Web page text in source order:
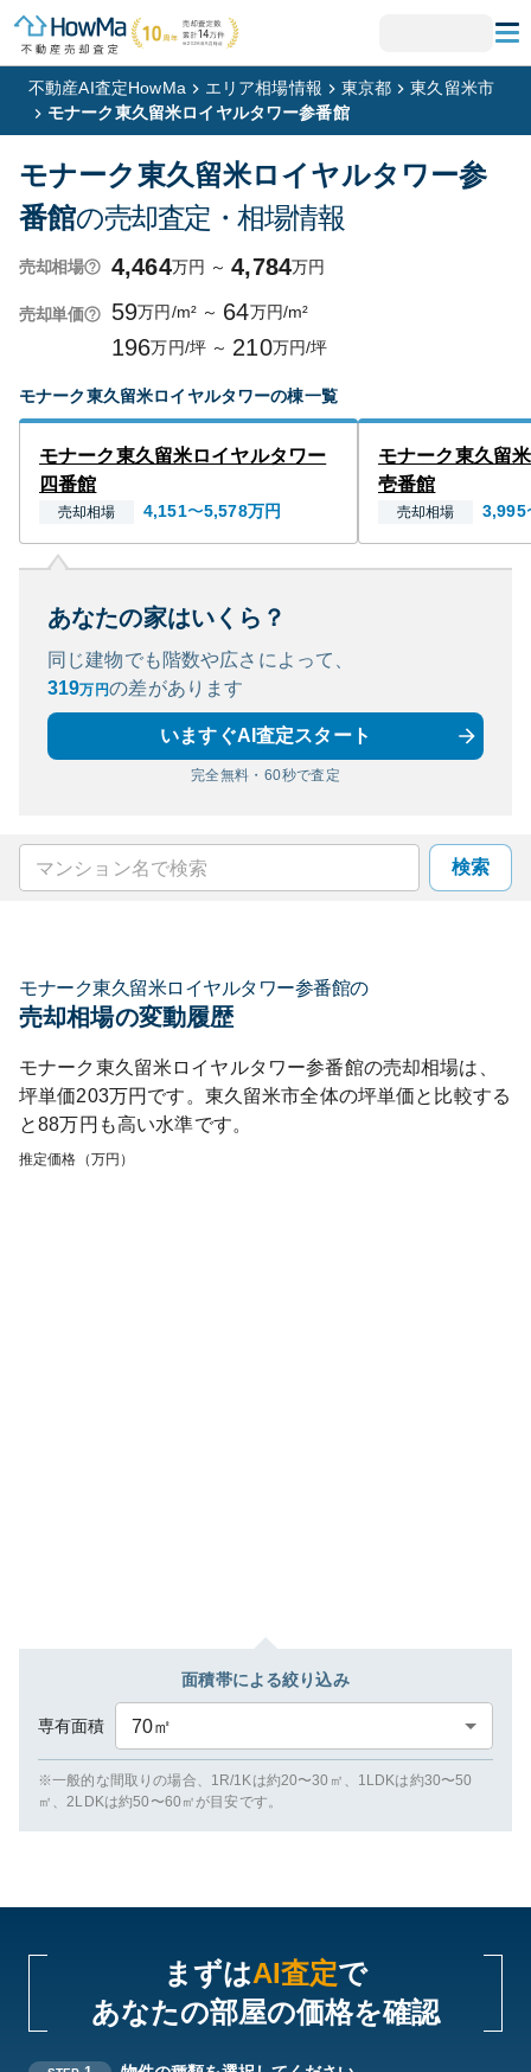
不動産AI査定HowMa エリア相場情報 東京都
東久留米市
モナーク東久留米ロイヤルタワー参番館
モナーク東久留米ロイヤルタワー参
番館の売却査定・相場情報
売却相場 4,464万円 ～ 4,784万円
売却単価 59万円/m² ～ 64万円/m²
196万円/坪 ～ 210万円/坪
モナーク東久留米ロイヤルタワーの棟一覧
モナーク東久留米ロイヤルタワー
四番館
売却相場 4,151〜5,578万円
モナーク東久留
壱番館
売却相場 3,995
あなたの家はいくら？
同じ建物でも階数や広さによって、
319万円の差があります
いますぐAI査定スタート
完全無料・60秒で査定
検索
モナーク東久留米ロイヤルタワー参番館の
売却相場の変動履歴
モナーク東久留米ロイヤルタワー参番館の売却相場は、
坪単価203万円です。 東久留米市全体の坪単価と比較する
と88万円も高い水準です。
推定価格（万円）
面積帯による絞り込み
専有面積 70㎡
※一般的な間取りの場合、1R/1Kは約20〜30㎡、1LDKは約30〜50
㎡、2LDKは約50〜60㎡が目安です。
まずはAI査定で
あなたの部屋の価格を確認